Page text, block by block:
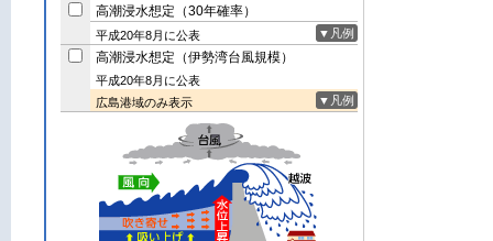
高潮浸水想定（30年確率）
平成20年8月に公表 ▼凡例
高潮浸水想定（伊勢湾台風規模）
平成20年8月に公表
広島港域のみ表示
▼凡例